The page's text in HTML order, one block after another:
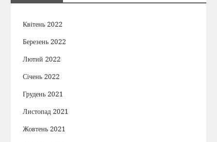
Квітень 2022
Березень 2022
Лютий 2022
Січень 2022
Грудень 2021
Листопад 2021
Жовтень 2021